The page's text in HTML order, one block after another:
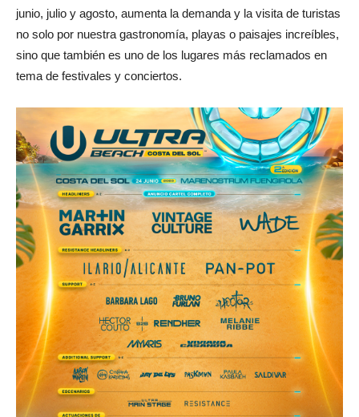
junio, julio y agosto, aumenta la demanda y la visita de turistas
no solo por nuestra gastronomía, playas o paisajes increíbles,
sino que también es uno de los lugares más reclamados en
tema de festivales y conciertos.